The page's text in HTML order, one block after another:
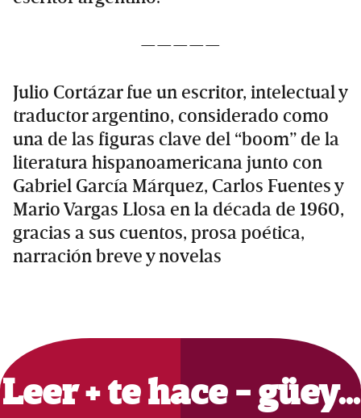
—————
Julio Cortázar fue un escritor, intelectual y
traductor argentino, considerado como
una de las figuras clave del “boom” de la
literatura hispanoamericana junto con
Gabriel García Márquez, Carlos Fuentes y
Mario Vargas Llosa en la década de 1960,
gracias a sus cuentos, prosa poética,
narración breve y novelas
Primary
Sidebar
Leer + te hace - güey…